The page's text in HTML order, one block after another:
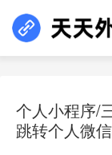
个人小程序/
跳转个人微